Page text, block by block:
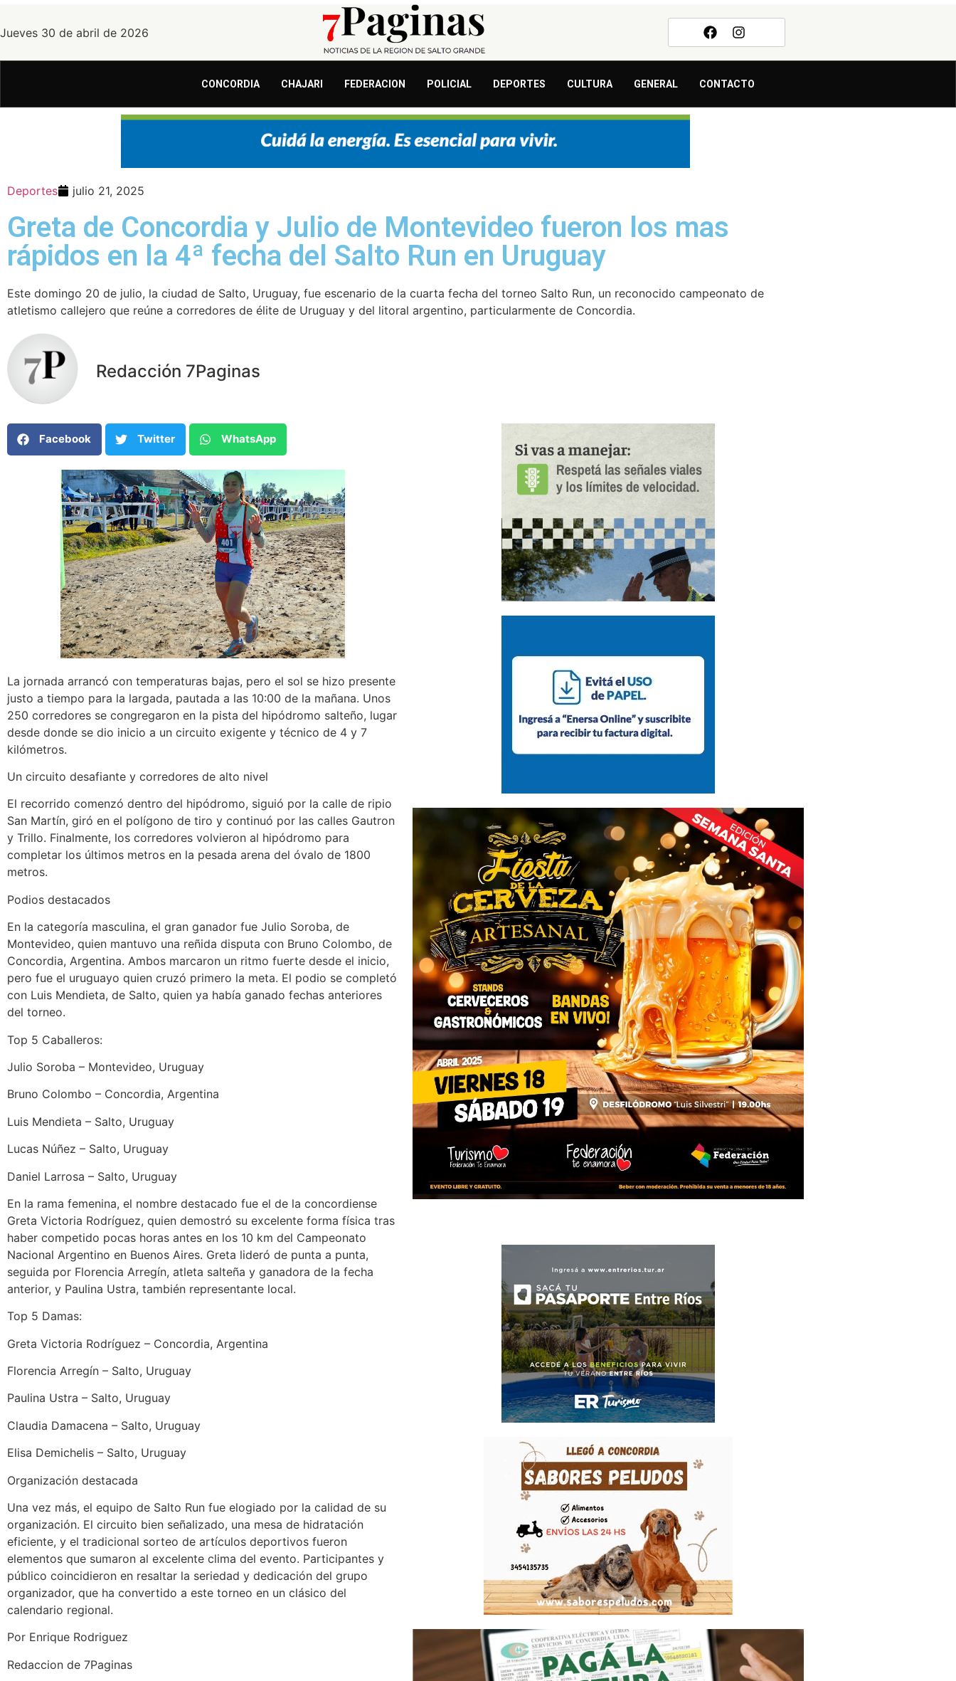
Jueves 30 de abril de 2026
CONCORDIA CHAJARI FEDERACION POLICIAL DEPORTES CULTURA GENERAL CONTACTO
Deportes julio 21, 2025
Greta de Concordia y Julio de Montevideo fueron los mas
rápidos en la 4ª fecha del Salto Run en Uruguay
Este domingo 20 de julio, la ciudad de Salto, Uruguay, fue escenario de la cuarta fecha del torneo Salto Run, un reconocido campeonato de
atletismo callejero que reúne a corredores de élite de Uruguay y del litoral argentino, particularmente de Concordia.
Redacción 7Paginas
Facebook Twitter WhatsApp
La jornada arrancó con temperaturas bajas, pero el sol se hizo presente
justo a tiempo para la largada, pautada a las 10:00 de la mañana. Unos
250 corredores se congregaron en la pista del hipódromo salteño, lugar
desde donde se dio inicio a un circuito exigente y técnico de 4 y 7
kilómetros.
Un circuito desafiante y corredores de alto nivel
El recorrido comenzó dentro del hipódromo, siguió por la calle de ripio
San Martín, giró en el polígono de tiro y continuó por las calles Gautron
y Trillo. Finalmente, los corredores volvieron al hipódromo para
completar los últimos metros en la pesada arena del óvalo de 1800
metros.
Podios destacados
En la categoría masculina, el gran ganador fue Julio Soroba, de
Montevideo, quien mantuvo una reñida disputa con Bruno Colombo, de
Concordia, Argentina. Ambos marcaron un ritmo fuerte desde el inicio,
pero fue el uruguayo quien cruzó primero la meta. El podio se completó
con Luis Mendieta, de Salto, quien ya había ganado fechas anteriores
del torneo.
Top 5 Caballeros:
Julio Soroba – Montevideo, Uruguay
Bruno Colombo – Concordia, Argentina
Luis Mendieta – Salto, Uruguay
Lucas Núñez – Salto, Uruguay
Daniel Larrosa – Salto, Uruguay
En la rama femenina, el nombre destacado fue el de la concordiense
Greta Victoria Rodríguez, quien demostró su excelente forma física tras
haber competido pocas horas antes en los 10 km del Campeonato
Nacional Argentino en Buenos Aires. Greta lideró de punta a punta,
seguida por Florencia Arregín, atleta salteña y ganadora de la fecha
anterior, y Paulina Ustra, también representante local.
Top 5 Damas:
Greta Victoria Rodríguez – Concordia, Argentina
Florencia Arregín – Salto, Uruguay
Paulina Ustra – Salto, Uruguay
Claudia Damacena – Salto, Uruguay
Elisa Demichelis – Salto, Uruguay
Organización destacada
Una vez más, el equipo de Salto Run fue elogiado por la calidad de su
organización. El circuito bien señalizado, una mesa de hidratación
eficiente, y el tradicional sorteo de artículos deportivos fueron
elementos que sumaron al excelente clima del evento. Participantes y
público coincidieron en resaltar la seriedad y dedicación del grupo
organizador, que ha convertido a este torneo en un clásico del
calendario regional.
Por Enrique Rodriguez
Redaccion de 7Paginas